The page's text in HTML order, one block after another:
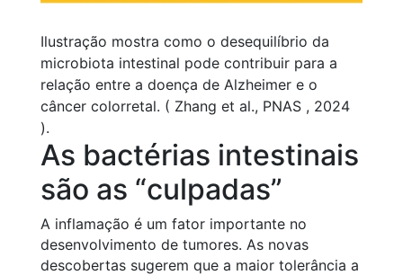
Ilustração mostra como o desequilíbrio da
microbiota intestinal pode contribuir para a
relação entre a doença de Alzheimer e o
câncer colorretal. ( Zhang et al., PNAS , 2024
).
As bactérias intestinais
são as “culpadas”
A inflamação é um fator importante no
desenvolvimento de tumores. As novas
descobertas sugerem que a maior tolerância a